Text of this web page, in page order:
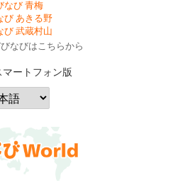
なび 青梅
び あきる野
び 武蔵村山
なびはこちらから
マートフォン版